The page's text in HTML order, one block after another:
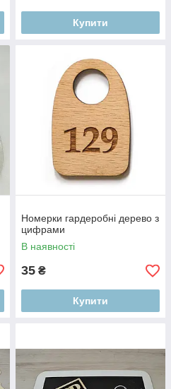
Купити
Номерки гардеробні дерево з
цифрами
В наявності
35 ₴
Купити